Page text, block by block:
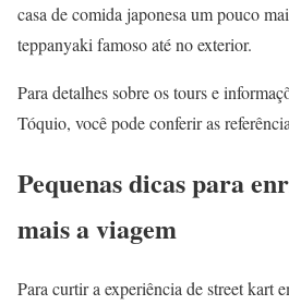
casa de comida japonesa um pouco
teppanyaki famoso até no exterior.
Para detalhes sobre os tours e
Tóquio, você pode conferir as
Pequenas dicas para
mais a viagem
Para curtir a experiência de street kart